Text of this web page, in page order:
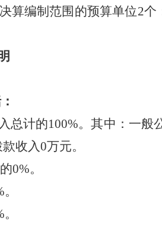
编制范围的预算单位2个
计的100%。其中：一般
收入0万元。
0%。